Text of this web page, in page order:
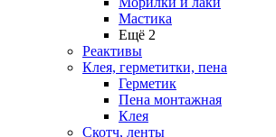
Мастика
Ещё 2
Реактивы
Клея, герметитки, пена
Герметик
Пена монтажная
Клея
Скотч, ленты